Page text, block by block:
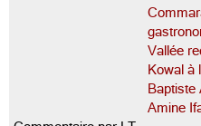
Vallée
Kowal à
Baptiste
Amine